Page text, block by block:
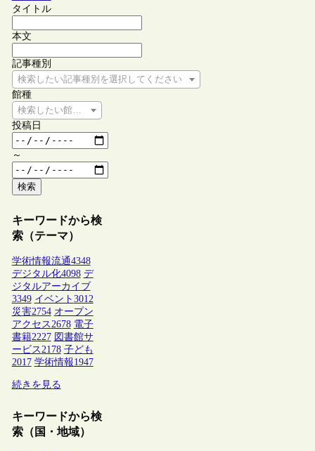
タイトル
本文
記事種別
検索したい記事種別を選択してください
館種
検索したい館種を選択してください
投稿日
～
検索
キーワードから検
索（テーマ）
学術情報流通4348
デジタル化4098 デ
ジタルアーカイブ
3349 イベント 3012
災害2754 オープン
アクセス2678 電子
書籍2227 図書館サ
ービス2178 子ども
2017 学術情報1947
続きを見る
キーワードから検
索（国・地域）